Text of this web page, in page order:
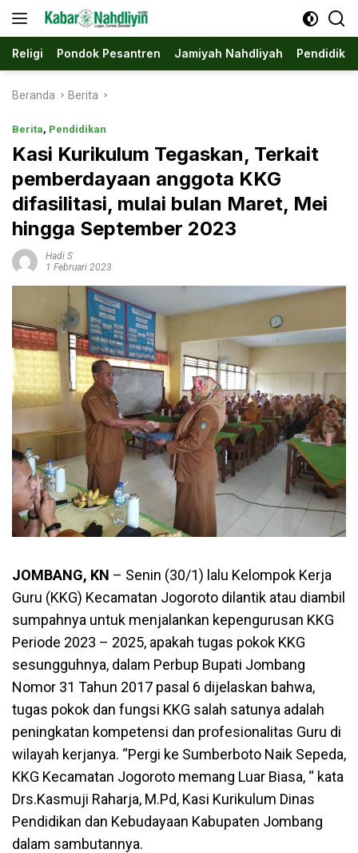
Religi Pondok Pesantren Jamiyah Nahdliyah
Beranda Berita
Berita, Pendidikan
Kasi Kurikulum Tegaskan, Terkait
pemberdayaan anggota KKG
difasilitasi, mulai bulan Maret, Mei
hingga September 2023
Hadi S
1 Februari 2023
JOMBANG, KN – Senin (30/1) lalu Kelompok Kerja
Guru (KKG) Kecamatan Jogoroto dilantik atau diambil
sumpahnya untuk menjalankan kepengurusan KKG
Periode 2023 – 2025, apakah tugas pokok KKG
sesungguhnya, dalam Perbup Bupati Jombang
Nomor 31 Tahun 2017 pasal 6 dijelaskan bahwa,
tugas pokok dan fungsi KKG salah satunya adalah
peningkatan kompetensi dan profesionalitas Guru di
wilayah kerjanya. “Pergi ke Sumberboto Naik Sepeda,
KKG Kecamatan Jogoroto memang Luar Biasa, “ kata
Drs.Kasmuji Raharja, M.Pd, Kasi Kurikulum Dinas
Pendidikan dan Kebudayaan Kabupaten Jombang
dalam sambutannya.